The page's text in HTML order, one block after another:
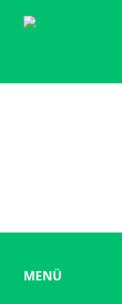
Inhalt
MENÜ